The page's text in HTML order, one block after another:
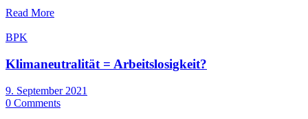
Read More
BPK
Klimaneutralität = Arbeitslosigkeit?
9. September 2021
0 Comments